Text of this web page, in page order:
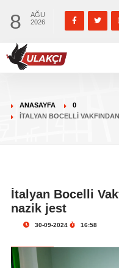
8
AĞU
2026
ANASAYFA
0
İTALYAN BOCELLI
İtalyan Bocelli
nazik jest
30-09-2024 16:58